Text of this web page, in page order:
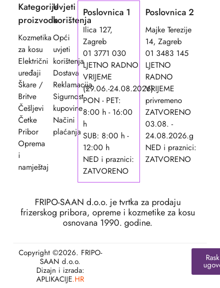
Kategorije
proizvoda
Kozmetika
za kosu
Električni
uređaji
Škare /
Britve
Češljevi
Četke
Pribor
Oprema
i
namještaj
Uvjeti
korištenja
Opći
uvjeti
korištenja
Dostava
Reklamacija
Sigurnost
kupovine
Načini
plaćanja
Poslovnica 1
Ilica 127,
Zagreb
01 3771 030
LJETNO RADNO
VRIJEME
(29.06.-24.08.2026)
PON - PET:
8:00 h - 16:00
h
SUB: 8:00 h -
12:00 h
NED i praznici:
ZATVORENO
Poslovnica 2
Majke Terezije
14, Zagreb
01 3483 145
LJETNO
RADNO
VRIJEME
privremeno
ZATVORENO
03.08. -
24.08.2026.g
NED i praznici:
ZATVORENO
FRIPO-SAAN d.o.o. je tvrtka za prodaju
frizerskog pribora, opreme i kozmetike za kosu
osnovana 1990. godine.
Copyright ©2026. FRIPO-
SAAN d.o.o.
Dizajn i izrada:
APLIKACIJE.HR